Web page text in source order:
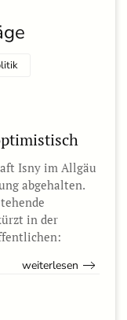
Isny im Allgäu
abgehalten.
in der
weiterlesen